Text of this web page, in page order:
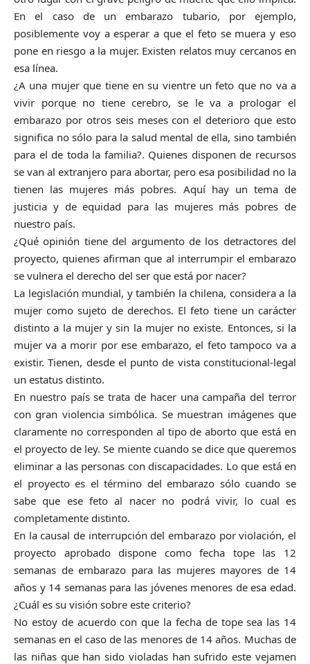
En el caso de un embarazo tubario, por ejemplo,
posiblemente voy a esperar a que el feto se muera y eso
pone en riesgo a la mujer. Existen relatos muy cercanos en
esa línea.
¿A una mujer que tiene en su vientre un feto que no va a
vivir porque no tiene cerebro, se le va a prologar el
embarazo por otros seis meses con el deterioro que esto
significa no sólo para la salud mental de ella, sino también
para el de toda la familia?. Quienes disponen de recursos
se van al extranjero para abortar, pero esa posibilidad no la
tienen las mujeres más pobres. Aquí hay un tema de
justicia y de equidad para las mujeres más pobres de
nuestro país.
¿Qué opinión tiene del argumento de los detractores del
proyecto, quienes afirman que al interrumpir el embarazo
se vulnera el derecho del ser que está por nacer?
La legislación mundial, y también la chilena, considera a la
mujer como sujeto de derechos. El feto tiene un carácter
distinto a la mujer y sin la mujer no existe. Entonces, si la
mujer va a morir por ese embarazo, el feto tampoco va a
existir. Tienen, desde el punto de vista constitucional-legal
un estatus distinto.
En nuestro país se trata de hacer una campaña del terror
con gran violencia simbólica. Se muestran imágenes que
claramente no corresponden al tipo de aborto que está en
el proyecto de ley. Se miente cuando se dice que queremos
eliminar a las personas con discapacidades. Lo que está en
el proyecto es el término del embarazo sólo cuando se
sabe que ese feto al nacer no podrá vivir, lo cual es
completamente distinto.
En la causal de interrupción del embarazo por violación, el
proyecto aprobado dispone como fecha tope las 12
semanas de embarazo para las mujeres mayores de 14
años y 14 semanas para las jóvenes menores de esa edad.
¿Cuál es su visión sobre este criterio?
No estoy de acuerdo con que la fecha de tope sea las 14
semanas en el caso de las menores de 14 años. Muchas de
las niñas que han sido violadas han sufrido este vejamen